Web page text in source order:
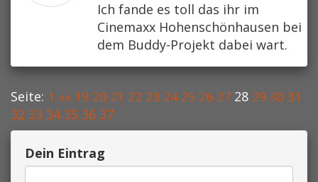
Ich fande es toll das ihr im
Cinemaxx Hohenschönhausen bei
dem Buddy-Projekt dabei wart.
Seite: 1 «« 19 20 21 22 23 24 25 26 27 28 29 30 31
32 33 34 35 36 37
Dein Eintrag